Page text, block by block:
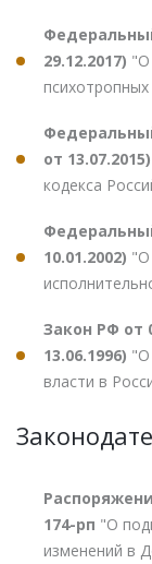
29.12.2017) "О
от 13.07.2015)
кодекса
10.01.2002) "О
Закон РФ от
13.06.1996) "О
власти в
174-рп "О
изменений в